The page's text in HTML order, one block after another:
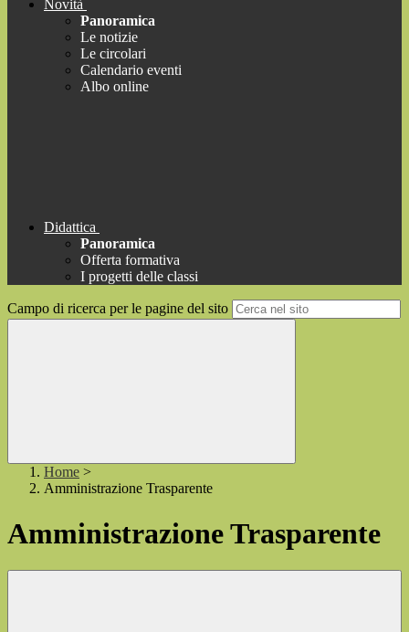
Novità
Panoramica
Le notizie
Le circolari
Calendario eventi
Albo online
Didattica
Panoramica
Offerta formativa
I progetti delle classi
Campo di ricerca per le pagine del sito
Home >
Amministrazione Trasparente
Amministrazione Trasparente